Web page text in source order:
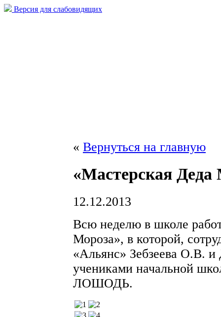
Версия для слабовидящих
« Вернуться на главную
«Мастерская Деда
12.12.2013
Всю неделю в школе
Мороза», в которой,
«Альянс» Зебзеева О.В.
учениками начальной
ЛОШОДЬ.